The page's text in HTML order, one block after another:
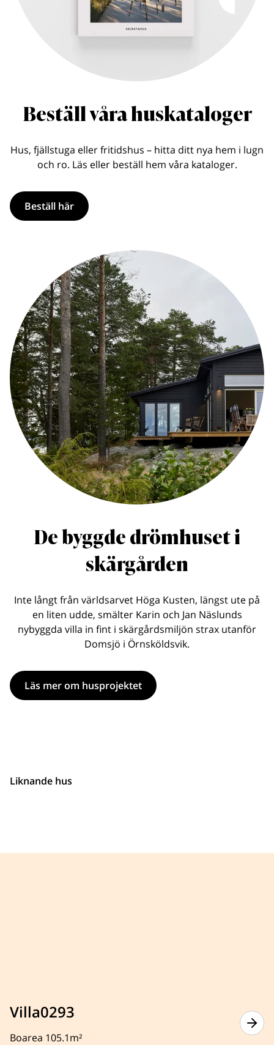
Beställ våra huskataloger
Hus, fjällstuga eller fritidshus – hitta ditt nya hem i lugn
och ro. Läs eller beställ hem våra kataloger.
Beställ här
De byggde drömhuset i
skärgården
Inte långt från världsarvet Höga Kusten, längst ute på
en liten udde, smälter Karin och Jan Näslunds
nybyggda villa in fint i skärgårdsmiljön strax utanför
Domsjö i Örnsköldsvik.
Läs mer om husprojektet
Liknande hus
Villa0293
Boarea 105.1m²